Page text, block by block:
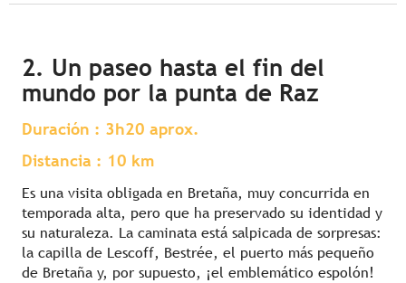
2. Un paseo hasta el fin del
mundo por la punta de Raz
Duración : 3h20 aprox.
Distancia : 10 km
Es una visita obligada en Bretaña, muy concurrida en
temporada alta, pero que ha preservado su identidad y
su naturaleza. La caminata está salpicada de sorpresas:
la capilla de Lescoff, Bestrée, el puerto más pequeño
de Bretaña y, por supuesto, ¡el emblemático espolón!